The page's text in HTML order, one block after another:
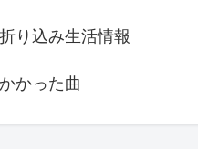
折り込み生活情報
かかった曲